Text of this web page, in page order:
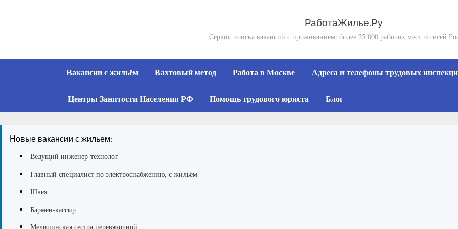
РаботаЖилье.Ру
Сервис поиска вакансий с проживанием: более 25 000 рабочих мест по всей
Вакансии с жильём Вахтовый метод Работа в Москве Адреса и телефоны трудовых
Центры Занятости Населения РФ Помощь трудового юриста Блог
Новые вакансии с жильем:
Ведущий инженер-технолог
Главный специалист по электроснабжению, с жильём
Швея
Бармен-кассир
Медицинская сестра перевязочной